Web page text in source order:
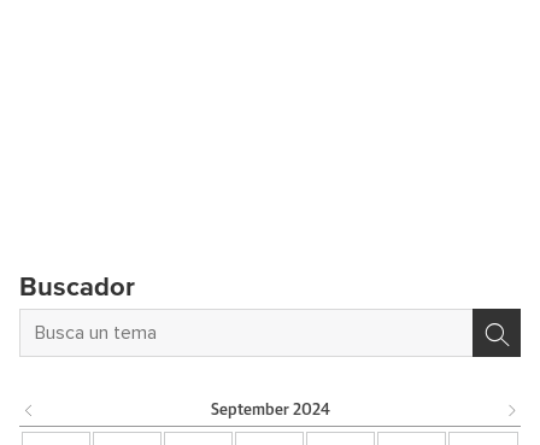
Buscador
September 2024